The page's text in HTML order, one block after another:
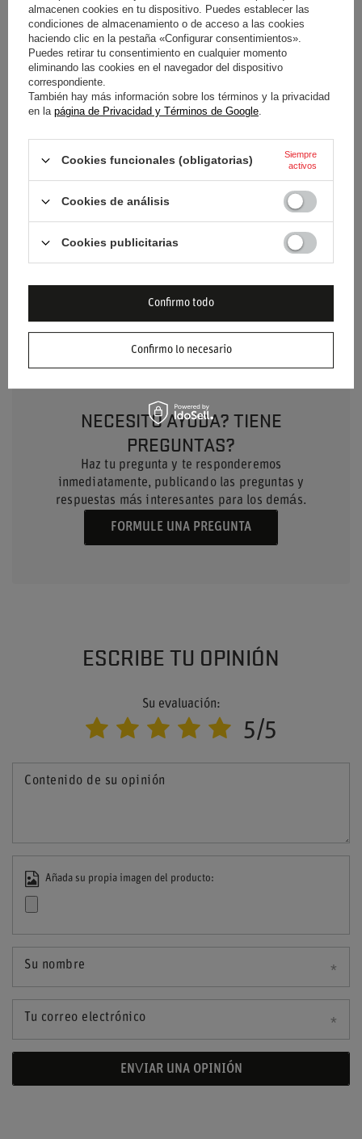
Entidad responsable de
este producto en la UE
stichd sportmerchandising
B.V.
Seguir leyendo
Condición Nuevo
Categoría Gorras de beisbol
Color Rojo
Grupo de edad Adultos
Scuderia Ferrari F1 Team
NECESITO AYUDA? TIENE
PREGUNTAS?
Haz tu pregunta y te responderemos
inmediatamente, publicando las preguntas y
respuestas más interesantes para los demás.
FORMULE UNA PREGUNTA
ESCRIBE TU OPINIÓN
Su evaluación:
5/5
Contenido de su opinión
Añada su propia imagen del producto:
Su nombre
Tu correo electrónico
ENVIAR UNA OPINIÓN
almacenen cookies en tu dispositivo. Puedes establecer las
condiciones de almacenamiento o de acceso a las cookies
haciendo clic en la pestaña «Configurar consentimientos».
Puedes retirar tu consentimiento en cualquier momento
eliminando las cookies en el navegador del dispositivo
correspondiente.
También hay más información sobre los términos y la privacidad
en la página de Privacidad y Términos de Google.
Cookies funcionales (obligatorias)
Siempre
activos
Cookies de análisis
Cookies publicitarias
Confirmo lo necesario
Confirmo todo